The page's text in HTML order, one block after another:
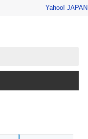
Yahoo! JAPAN